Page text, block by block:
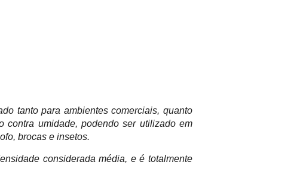
tanto para ambientes comerciais, quanto
contra umidade, podendo ser utilizado em
brocas e insetos.
considerada média, e é totalmente